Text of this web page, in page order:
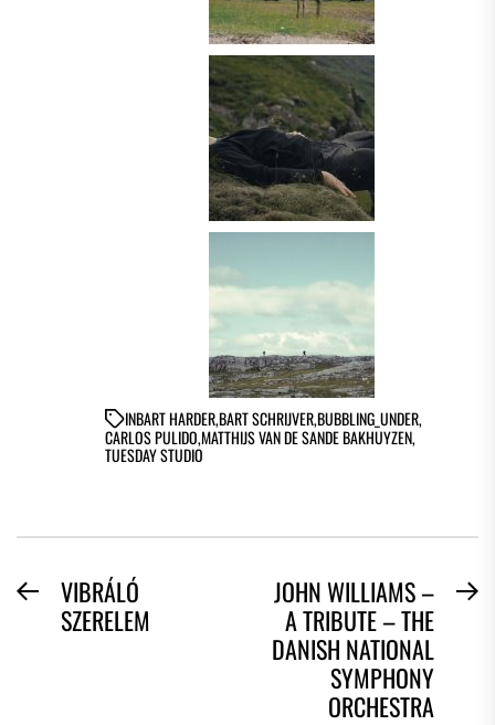
INBART HARDER,BART SCHRIJVER,BUBBLING_UNDER,
CARLOS PULIDO,MATTHIJS VAN DE SANDE BAKHUYZEN,
TUESDAY STUDIO
BEJEGYZÉS
NAVIGÁCIÓ
PreviousVIBRÁLÓ
SZERELEM
JOHN WILLIAMS –
A TRIBUTE – THE
DANISH NATIONAL
SYMPHONY
ORCHESTRA